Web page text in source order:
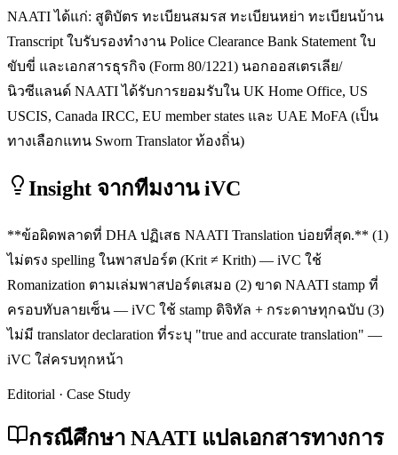
NAATI ได้แก่: สูติบัตร ทะเบียนสมรส ทะเบียนหย่า ทะเบียนบ้าน
Transcript ใบรับรองทำงาน Police Clearance Bank Statement ใบ
ขับขี่ และเอกสารธุรกิจ (Form 80/1221) นอกออสเตรเลีย/
นิวซีแลนด์ NAATI ได้รับการยอมรับใน UK Home Office, US
USCIS, Canada IRCC, EU member states และ UAE MoFA (เป็น
ทางเลือกแทน Sworn Translator ท้องถิ่น)
Insight จากทีมงาน iVC
**ข้อผิดพลาดที่ DHA ปฏิเสธ NAATI Translation บ่อยที่สุด.** (1)
ไม่ตรง spelling ในพาสปอร์ต (Krit ≠ Krith) — iVC ใช้
Romanization ตามเล่มพาสปอร์ตเสมอ (2) ขาด NAATI stamp ที่
ครอบทับลายเซ็น — iVC ใช้ stamp ดิจิทัล + กระดาษทุกฉบับ (3)
ไม่มี translator declaration ที่ระบุ "true and accurate translation" —
iVC ใส่ครบทุกหน้า
Editorial · Case Study
กรณีศึกษา NAATI แปลเอกสารทางการ